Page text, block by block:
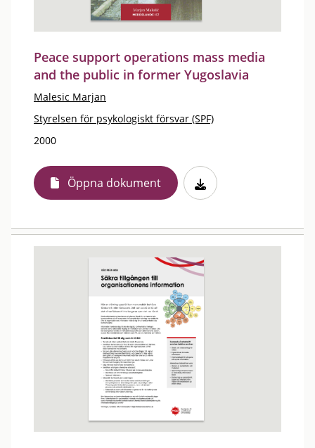
Peace support operations mass media
and the public in former Yugoslavia
Malesic Marjan
Styrelsen för psykologiskt försvar (SPF)
2000
Öppna dokument